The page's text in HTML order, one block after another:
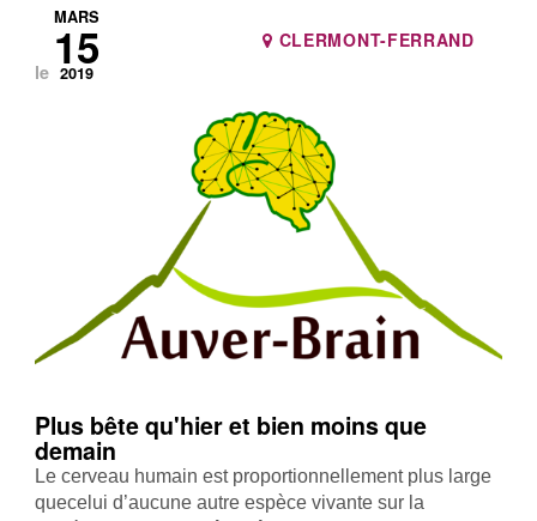
CLERMONT-FERRAND
le
MARS
15
2019
Plus bête qu'hier et bien moins que
demain
Le cerveau humain est proportionnellement plus large
quecelui d’aucune autre espèce vivante sur la